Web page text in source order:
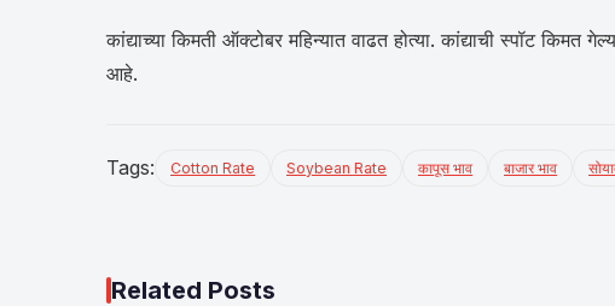
कांद्याच्या किमती ऑक्टोबर महिन्यात वाढत होत्या. कांद्याची स्पॉट
आहे.
Tags: Cotton Rate Soybean Rate कापूस भाव बाजार भाव
Related Posts